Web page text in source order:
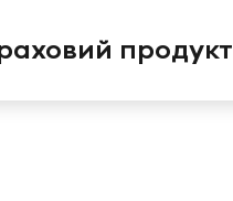
продукт